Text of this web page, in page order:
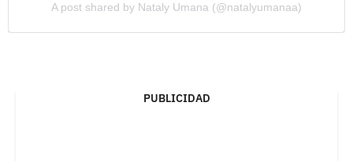
A post shared by Nataly Umana (@natalyumanaa)
PUBLICIDAD